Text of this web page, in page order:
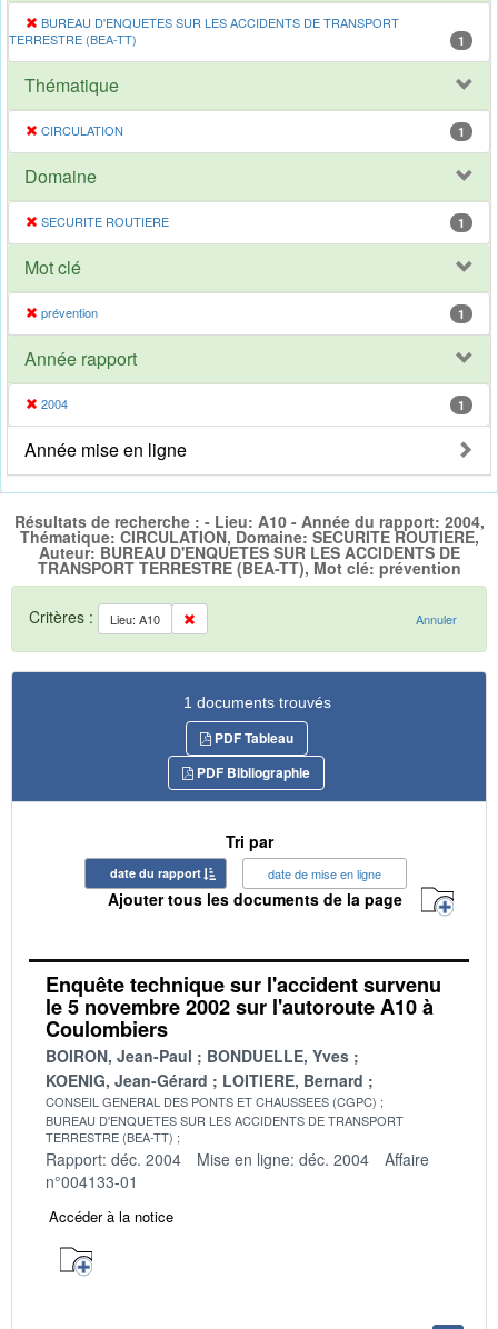
BUREAU D'ENQUETES SUR LES ACCIDENTS DE TRANSPORT
TERRESTRE (BEA-TT)
1
Thématique
CIRCULATION 1
Domaine
SECURITE ROUTIERE 1
Mot clé
prévention 1
Année rapport
2004 1
Année mise en ligne
Résultats de recherche : - Lieu: A10 - Année du rapport: 2004,
Thématique: CIRCULATION, Domaine: SECURITE ROUTIERE,
Auteur: BUREAU D'ENQUETES SUR LES ACCIDENTS DE
TRANSPORT TERRESTRE (BEA-TT), Mot clé: prévention
Critères : Lieu: A10 Annuler
1 documents trouvés
PDF Tableau
PDF Bibliographie
Tri par
date du rapport date de mise en ligne
Ajouter tous les documents de la page
Enquête technique sur l'accident survenu
le 5 novembre 2002 sur l'autoroute A10 à
Coulombiers
BOIRON, Jean-Paul
BONDUELLE, Yves
KOENIG, Jean-Gérard
LOITIERE, Bernard
CONSEIL GENERAL DES PONTS ET CHAUSSEES (CGPC)
BUREAU D'ENQUETES SUR LES ACCIDENTS DE TRANSPORT
TERRESTRE (BEA-TT)
Rapport: déc. 2004 Mise en ligne: déc. 2004
Affaire
n°004133-01
Accéder à la notice